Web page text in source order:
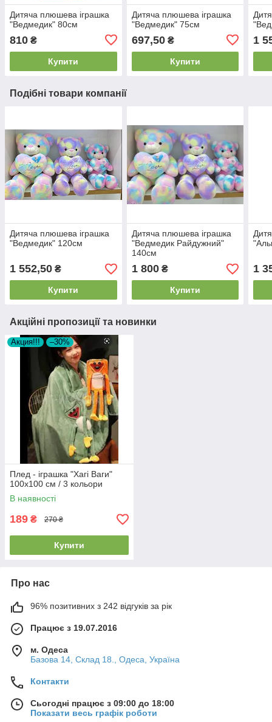
Дитяча плюшева іграшка
"Ведмедик" 80см
810 ₴
Купити
Дитяча плюшева іграшка
"Ведмедик" 75см
697,50₴
Купити
1
Подібні товари компанії
Дитяча плюшева іграшка
"Ведмедик" 120см
1 552,50 ₴
Купити
Дитяча плюшева іграшка
"Ведмедик Райдужний"
140см
1 800₴
Купити
1
Акційні пропозиції та новинки
Акция!!! –30%
Плед - іграшка "Хагі Ваги"
100х100 см / 3 кольори
В наявності
189 ₴ 270 ₴
Купити
Про нас
96% позитивних з 242 відгуків за рік
Працює з 19.07.2016
м. Одеса
Базова 14, Склад 18., Одеса, Україна
Контакти
Сьогодні працює з 09:00 до 18:00
Показати весь графік роботи